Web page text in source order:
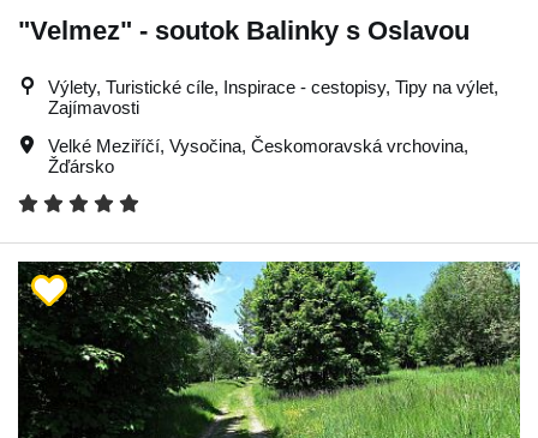
"Velmez" - soutok Balinky s Oslavou
Výlety, Turistické cíle, Inspirace - cestopisy, Tipy na výlet,
Zajímavosti
Velké Meziříčí, Vysočina, Českomoravská vrchovina,
Žďársko